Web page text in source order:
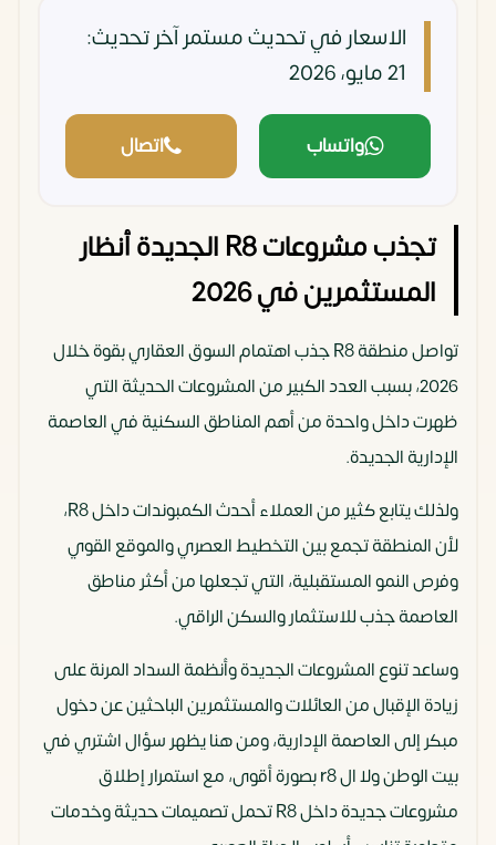
الاسعار في تحديث مستمرآخر تحديث:
21 مايو، 2026
واتساب اتصال
تجذب مشروعات R8 الجديدة أنظار
المستثمرين في 2026
تواصل منطقة R8 جذب اهتمام السوق العقاري بقوة خلال
2026، بسبب العدد الكبير من المشروعات الحديثة التي
ظهرت داخل واحدة من أهم المناطق السكنية في العاصمة
الإدارية الجديدة.
ولذلك يتابع كثير من العملاء أحدث الكمبوندات داخل R8،
لأن المنطقة تجمع بين التخطيط العصري والموقع القوي
وفرص النمو المستقبلية، التي تجعلها من أكثر مناطق
العاصمة جذب للاستثمار والسكن الراقي.
وساعد تنوع المشروعات الجديدة وأنظمة السداد المرنة على
زيادة الإقبال من العائلات والمستثمرين الباحثين عن دخول
مبكر إلى العاصمة الإدارية، ومن هنا يظهر سؤال اشتري في
بيت الوطن ولا ال r8 بصورة أقوى، مع استمرار إطلاق
مشروعات جديدة داخل R8 تحمل تصميمات حديثة وخدمات